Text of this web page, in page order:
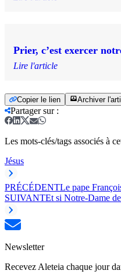
Prier, c’est exercer
Lire l'article
Copier le lien Archiver
Partager sur:
Les mots-clés/tags associés à
Jésus
PRÉCÉDENTLe pape
SUIVANTEt si Notre-Dame
Newsletter
Recevez Aleteia chaque jour